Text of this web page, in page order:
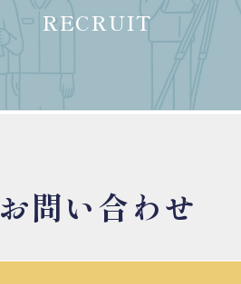
RECRUIT
お問い合わせ